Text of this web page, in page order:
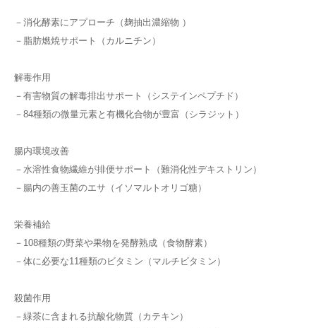
－消化酵素にアプローチ（麹抽出濃縮物 ）
－脂肪燃焼サポート（カルニチン）
解毒作用
－有害物質の解毒排出サポート（システインペプチド）
－84種類の微量元素と有機化合物が豊富（シラジット）
腸内環境改善
－水溶性食物繊維が排便サポート（難消化性デキストリン）
－腸内の善玉菌のエサ（イソマルトオリゴ糖）
栄養補給
－108種類の野菜や果物を発酵熟成（食物酵素）
－体に必要な11種類のビタミン（マルチビタミン）
殺菌作用
－緑茶に含まれる抗酸化物質（カテキン）